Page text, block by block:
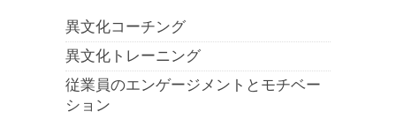
異文化コーチング
異文化トレーニング
従業員のエンゲージメントとモチベー
ション